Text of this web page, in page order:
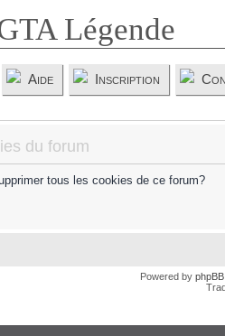
Légende
Aide Inscription
du forum
tous les cookies de ce forum?
Powered by phpBB